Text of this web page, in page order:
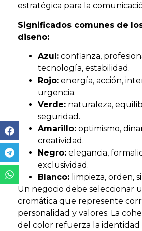
estratégica para la
Significados comunes de
diseño:
Azul: confianza,
tecnología, estabilidad.
Rojo: energía, acción,
urgencia.
Verde: naturaleza,
seguridad.
Amarillo: optimismo,
creatividad.
Negro: elegancia,
exclusividad.
Blanco: limpieza, orden,
Un negocio debe seleccionar
cromática que represente
personalidad y valores. La
del color refuerza la identidad